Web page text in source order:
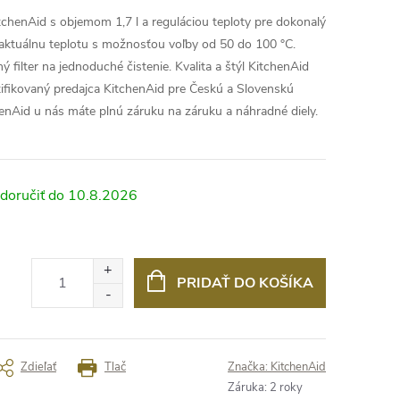
s objemom 1,7 l a reguláciou teploty pre dokonalý
teplotu s možnosťou voľby od 50 do 100 °C.
filter na jednoduché čistenie. Kvalita a štýl KitchenAid
predajca KitchenAid pre Českú a Slovenskú
u nás máte plnú záruku na záruku a náhradné diely.
10.8.2026
PRIDAŤ DO KOŠÍKA
Tlač
Zdieľať Značka: KitchenAid
Záruka: 2 roky